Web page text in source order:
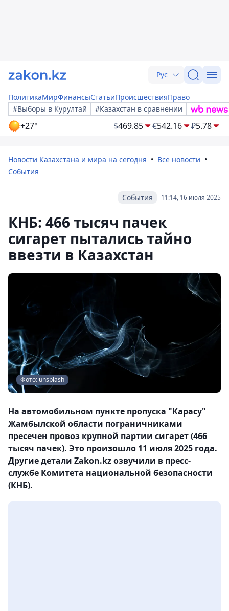
Рус
ПолитикаМирФинансыСтатьиПроисшествияПраво
#Выборы в Курултай
#Казахстан в сравнении
+27° $469.85 €542.16 ₽5.78
Новости Казахстана и мира на сегодня
Все новости
События
11:14, 16 июля 2025
События
КНБ: 466 тысяч пачек
сигарет пытались тайно
ввезти в Казахстан
Фото: unsplash
На автомобильном пункте пропуска "Карасу"
Жамбылской области пограничниками
пресечен провоз крупной партии сигарет (466
тысяч пачек). Это произошло 11 июля 2025 года.
Другие детали Zakon.kz озвучили в пресс-
службе Комитета национальной безопасности
(КНБ).